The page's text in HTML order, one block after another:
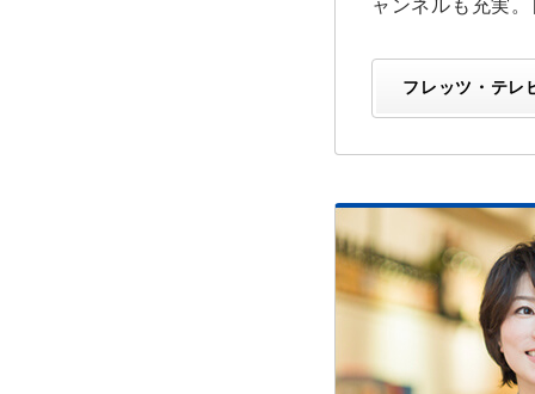
ャンネルも充実
フレッツ・テレ